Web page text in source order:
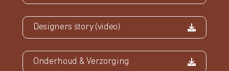
Designers story (video)
Onderhoud & Verzorging